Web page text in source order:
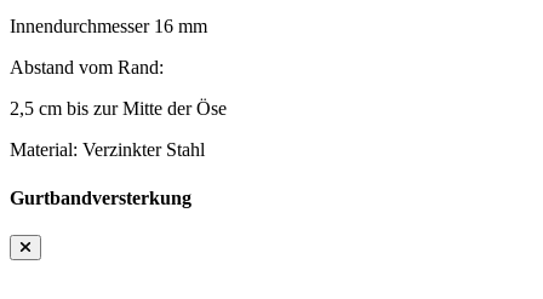
Innendurchmesser 16 mm
Abstand vom Rand:
2,5 cm bis zur Mitte der Öse
Material: Verzinkter Stahl
Gurtbandversterkung